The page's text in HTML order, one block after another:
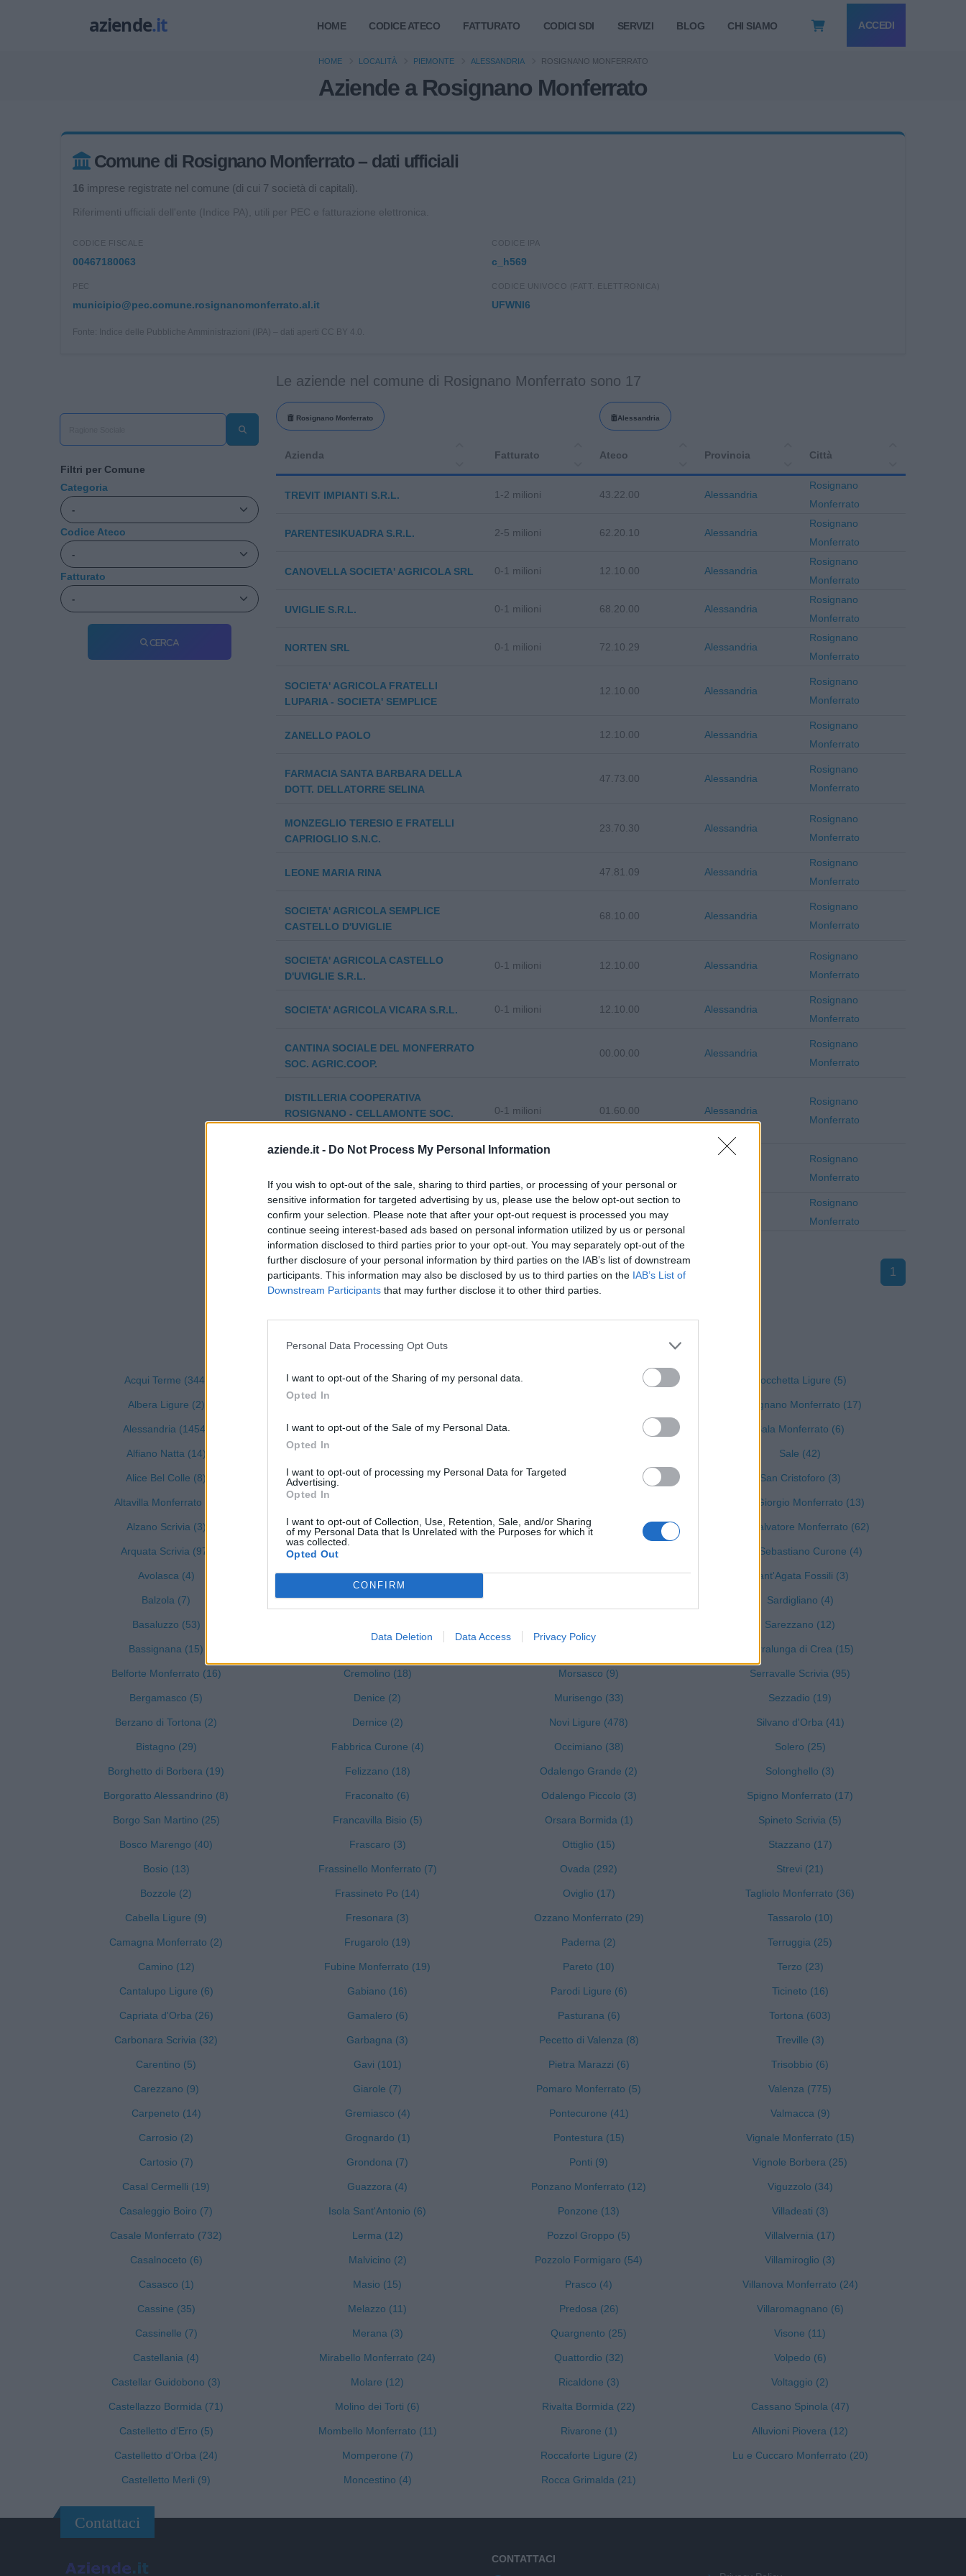
aziende.it - Do Not Process My Personal Information
If you wish to opt-out of the sale, sharing to third parties, or processing of your personal or
sensitive information for targeted advertising by us, please use the below opt-out section to
confirm your selection. Please note that after your opt-out request is processed you may
continue seeing interest-based ads based on personal information utilized by us or personal
information disclosed to third parties prior to your opt-out. You may separately opt-out of the
further disclosure of your personal information by third parties on the IAB’s list of downstream
participants. This information may also be disclosed by us to third parties on the IAB’s List of
Downstream Participants that may further disclose it to other third parties.
Personal Data Processing Opt Outs
I want to opt-out of the Sharing of my personal data.
Opted In
I want to opt-out of the Sale of my Personal Data.
Opted In
I want to opt-out of processing my Personal Data for Targeted
Advertising.
Opted In
I want to opt-out of Collection, Use, Retention, Sale, and/or Sharing
of my Personal Data that Is Unrelated with the Purposes for which it
was collected.
Opted Out
CONFIRM
Data Deletion Data Access Privacy Policy
HOME CODICE ATECO FATTURATO CODICI SDI SERVIZI BLOG CHI SIAMO ACCEDI
Aziende a Rosignano Monferrato
HOME LOCALITÀ PIEMONTE ALESSANDRIA ROSIGNANO MONFERRATO
Comune di Rosignano Monferrato – dati ufficiali
16 imprese registrate nel comune (di cui 7 società di capitali).
Riferimenti ufficiali dell'ente (Indice PA), utili per PEC e fatturazione elettronica.
CODICE FISCALE
00467180063
CODICE IPA
c_h569
PEC
municipio@pec.comune.rosignanomonferrato.al.it
CODICE UNIVOCO (FATT. ELETTRONICA)
UFWNI6
Fonte: Indice delle Pubbliche Amministrazioni (IPA) – dati aperti CC BY 4.0.
Filtri per Comune
Categoria
Codice Ateco
Fatturato
Cerca
Le aziende nel comune di Rosignano Monferrato sono 17
Rosignano Monferrato Alessandria
Azienda Fatturato Ateco Provincia Città
TREVIT IMPIANTI S.R.L. 1-2 milioni 43.22.00 Alessandria
Rosignano
Monferrato
PARENTESIKUADRA S.R.L. 2-5 milioni 62.20.10 Alessandria
Rosignano
Monferrato
CANOVELLA SOCIETA' AGRICOLA SRL 0-1 milioni 12.10.00 Alessandria
Rosignano
Monferrato
UVIGLIE S.R.L. 0-1 milioni 68.20.00 Alessandria
Rosignano
Monferrato
NORTEN SRL 0-1 milioni 72.10.29 Alessandria
Rosignano
Monferrato
SOCIETA' AGRICOLA FRATELLI
LUPARIA - SOCIETA' SEMPLICE
12.10.00 Alessandria
Rosignano
Monferrato
ZANELLO PAOLO 12.10.00 Alessandria
Rosignano
Monferrato
FARMACIA SANTA BARBARA DELLA
DOTT. DELLATORRE SELINA
47.73.00 Alessandria
Rosignano
Monferrato
MONZEGLIO TERESIO E FRATELLI
CAPRIOGLIO S.N.C.
23.70.30 Alessandria
Rosignano
Monferrato
LEONE MARIA RINA 47.81.09 Alessandria
Rosignano
Monferrato
SOCIETA' AGRICOLA SEMPLICE
CASTELLO D'UVIGLIE
68.10.00 Alessandria
Rosignano
Monferrato
SOCIETA' AGRICOLA CASTELLO
D'UVIGLIE S.R.L.
0-1 milioni 12.10.00 Alessandria
Rosignano
Monferrato
SOCIETA' AGRICOLA VICARA S.R.L. 0-1 milioni 12.10.00 Alessandria
Rosignano
Monferrato
CANTINA SOCIALE DEL MONFERRATO
SOC. AGRIC.COOP.
00.00.00 Alessandria
Rosignano
Monferrato
DISTILLERIA COOPERATIVA
ROSIGNANO - CELLAMONTE SOC.
0-1 milioni 01.60.00 Alessandria
Rosignano
Monferrato
& C. SAS
Rosignano
Monferrato
CAPRIOGLIO ROBERTO 01.11.40
Rosignano
Monferrato
1
Acqui Terme (344)
Albera Ligure (2)
Alessandria (1454)
Alfiano Natta (14)
Alice Bel Colle (8)
Altavilla Monferrato (7)
Alzano Scrivia (3)
Arquata Scrivia (97)
Avolasca (4)
Balzola (7)
Basaluzzo (53)
Bassignana (15)
Belforte Monferrato (16)
Bergamasco (5)
Berzano di Tortona (2)
Bistagno (29)
Borghetto di Borbera (19)
Borgoratto Alessandrino (8)
Borgo San Martino (25)
Bosco Marengo (40)
Bosio (13)
Bozzole (2)
Cabella Ligure (9)
Camagna Monferrato (2)
Camino (12)
Cantalupo Ligure (6)
Capriata d'Orba (26)
Carbonara Scrivia (32)
Carentino (5)
Carezzano (9)
Carpeneto (14)
Carrosio (2)
Cartosio (7)
Casal Cermelli (19)
Casaleggio Boiro (7)
Casale Monferrato (732)
Casalnoceto (6)
Casasco (1)
Cassine (35)
Cassinelle (7)
Castellania (4)
Castellar Guidobono (3)
Castellazzo Bormida (71)
Castelletto d'Erro (5)
Castelletto d'Orba (24)
Castelletto Merli (9)
Castelletto Monferrato (18)
Castelnuovo Scrivia (82)
Cavatore (3)
Cereseto (5)
Cerrina Monferrato (15)
Coniolo (7)
Cremolino (18)
Denice (2)
Dernice (2)
Fabbrica Curone (4)
Felizzano (18)
Fraconalto (6)
Francavilla Bisio (5)
Frascaro (3)
Frassinello Monferrato (7)
Frassineto Po (14)
Fresonara (3)
Frugarolo (19)
Fubine Monferrato (19)
Gabiano (16)
Gamalero (6)
Garbagna (3)
Gavi (101)
Giarole (7)
Gremiasco (4)
Grognardo (1)
Grondona (7)
Guazzora (4)
Isola Sant'Antonio (6)
Lerma (12)
Malvicino (2)
Masio (15)
Melazzo (11)
Merana (3)
Mirabello Monferrato (24)
Molare (12)
Molino dei Torti (6)
Mombello Monferrato (11)
Momperone (7)
Moncestino (4)
Montaldo Bormida (6)
Montechiaro d'Acqui (14)
Montemarzino (4)
Morsasco (9)
Murisengo (33)
Novi Ligure (478)
Occimiano (38)
Odalengo Grande (2)
Odalengo Piccolo (3)
Orsara Bormida (1)
Ottiglio (15)
Ovada (292)
Oviglio (17)
Ozzano Monferrato (29)
Paderna (2)
Pareto (10)
Parodi Ligure (6)
Pasturana (6)
Pecetto di Valenza (8)
Pietra Marazzi (6)
Pomaro Monferrato (5)
Pontecurone (41)
Pontestura (15)
Ponti (9)
Ponzano Monferrato (12)
Ponzone (13)
Pozzol Groppo (5)
Pozzolo Formigaro (54)
Prasco (4)
Predosa (26)
Quargnento (25)
Quattordio (32)
Ricaldone (3)
Rivalta Bormida (22)
Rivarone (1)
Roccaforte Ligure (2)
Rocca Grimalda (21)
Rocchetta Ligure (5)
Rosignano Monferrato (17)
Sala Monferrato (6)
Sale (42)
San Cristoforo (3)
San Giorgio Monferrato (13)
San Salvatore Monferrato (62)
San Sebastiano Curone (4)
Sant'Agata Fossili (3)
Sardigliano (4)
Sarezzano (12)
Serralunga di Crea (15)
Serravalle Scrivia (95)
Sezzadio (19)
Silvano d'Orba (41)
Solero (25)
Solonghello (3)
Spigno Monferrato (17)
Spineto Scrivia (5)
Stazzano (17)
Strevi (21)
Tagliolo Monferrato (36)
Tassarolo (10)
Terruggia (25)
Terzo (23)
Ticineto (16)
Tortona (603)
Treville (3)
Trisobbio (6)
Valenza (775)
Valmacca (9)
Vignale Monferrato (15)
Vignole Borbera (25)
Viguzzolo (34)
Villadeati (3)
Villalvernia (17)
Villamiroglio (3)
Villanova Monferrato (24)
Villaromagnano (6)
Visone (11)
Volpedo (6)
Voltaggio (2)
Cassano Spinola (47)
Alluvioni Piovera (12)
Lu e Cuccaro Monferrato (20)
Contattaci
CONTATTACI